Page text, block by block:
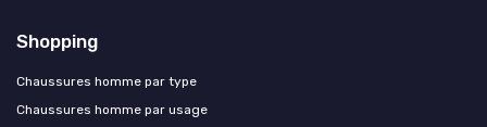
Shopping
Chaussures homme par type
Chaussures homme par usage